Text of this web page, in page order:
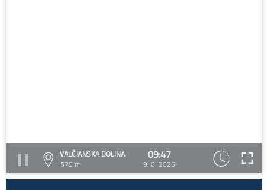
VALČIANSKA DOLINA
575 m
09:47
9. 6. 2026